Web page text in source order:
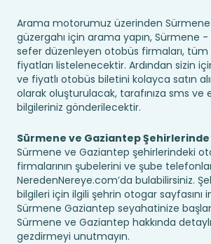
Arama motorumuz üzerinden
güzergahı için arama yapın, Sürmene -
sefer düzenleyen otobüs firmaları,
fiyatları listelenecektir. Ardından sizin
ve fiyatlı otobüs biletini kolayca satın
olarak oluşturulacak, tarafınıza sms ve
bilgileriniz gönderilecektir.
Sürmene ve Gaziantep Şehirlerinde
Sürmene ve Gaziantep şehirlerindeki
firmalarının şubelerini ve şube
NeredenNereye.com’da bulabilirsiniz.
bilgileri için ilgili şehrin otogar sayfasını
Sürmene Gaziantep seyahatinize
Sürmene ve Gaziantep hakkında
gezdirmeyi unutmayın.